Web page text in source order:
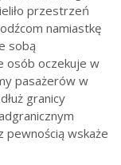
przestrzeń
namiastkę
sobą
osób oczekuje w
pasażerów w
granicy
pewnością wskaże